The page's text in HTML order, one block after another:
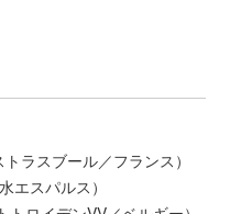
スブール／フランス）
スパルス）